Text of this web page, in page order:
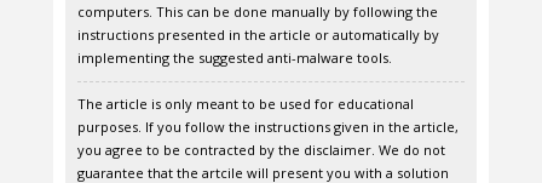
computers. This can be done manually by following the
instructions presented in the article or automatically by
implementing the suggested anti-malware tools.
The article is only meant to be used for educational
purposes. If you follow the instructions given in the article,
you agree to be contracted by the disclaimer. We do not
guarantee that the artcile will present you with a solution